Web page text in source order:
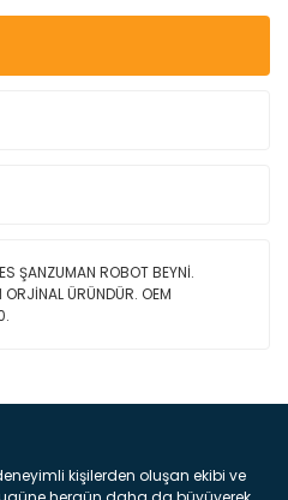
ŞANZUMAN ROBOT BEYNİ.
ÜRÜNDÜR. OEM
Yaz
kişilerden oluşan ekibi ve